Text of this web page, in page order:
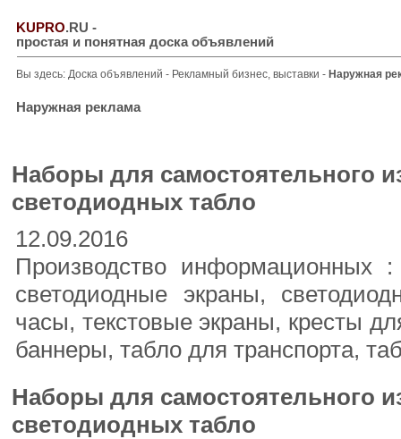
KUPRO.RU -
простая и понятная доска объявлений
Вы здесь: Доска объявлений - Рекламный бизнес, выставки - Наружная
Наружная реклама
Наборы для самостоятельного
светодиодных табло
12.09.2016
Производство информационных
светодиодные экраны,
часы, текстовые экраны, кресты
баннеры, табло для транспорта,
Наборы для самостоятельного
светодиодных табло